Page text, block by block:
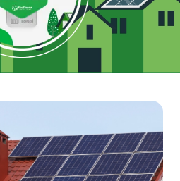
e amplie seu conhecimento